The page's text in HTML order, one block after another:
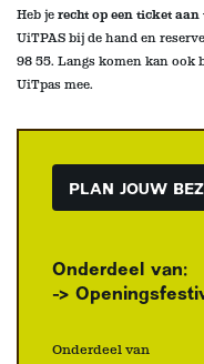
Heb je recht op een ticket
UiTPAS bij de hand en
98 55. Langs komen kan ook
UiTpas mee.
PLAN JOUW
Onderdeel van:
->
Onderdeel van
Inzoomen